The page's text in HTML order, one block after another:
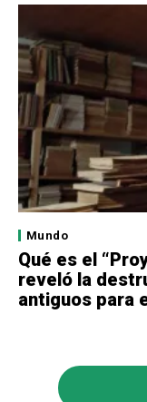
Mundo
Qué es el
reveló la
antiguos para